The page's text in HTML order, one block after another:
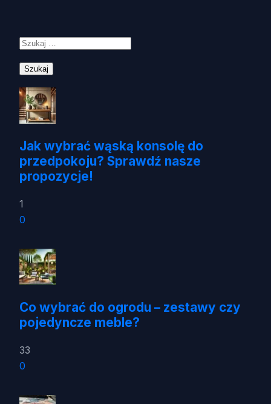
Jak wybrać wąską konsolę do
przedpokoju? Sprawdź nasze
propozycje!
1
0
Co wybrać do ogrodu – zestawy czy
pojedyncze meble?
33
0